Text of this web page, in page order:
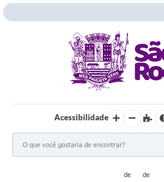
Acessibilidade